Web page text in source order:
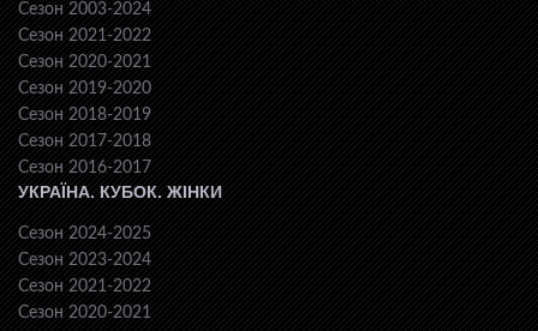
Сезон 2003-2024
Сезон 2021-2022
Сезон 2020-2021
Сезон 2019-2020
Сезон 2018-2019
Сезон 2017-2018
Сезон 2016-2017
УКРАЇНА. КУБОК. ЖІНКИ
Сезон 2024-2025
Сезон 2023-2024
Сезон 2021-2022
Сезон 2020-2021